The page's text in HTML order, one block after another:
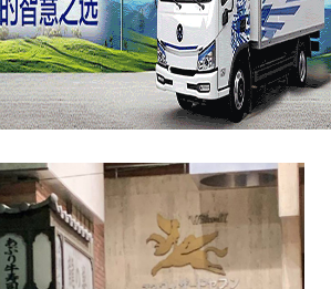
乔聚 日本新闻 社会观察